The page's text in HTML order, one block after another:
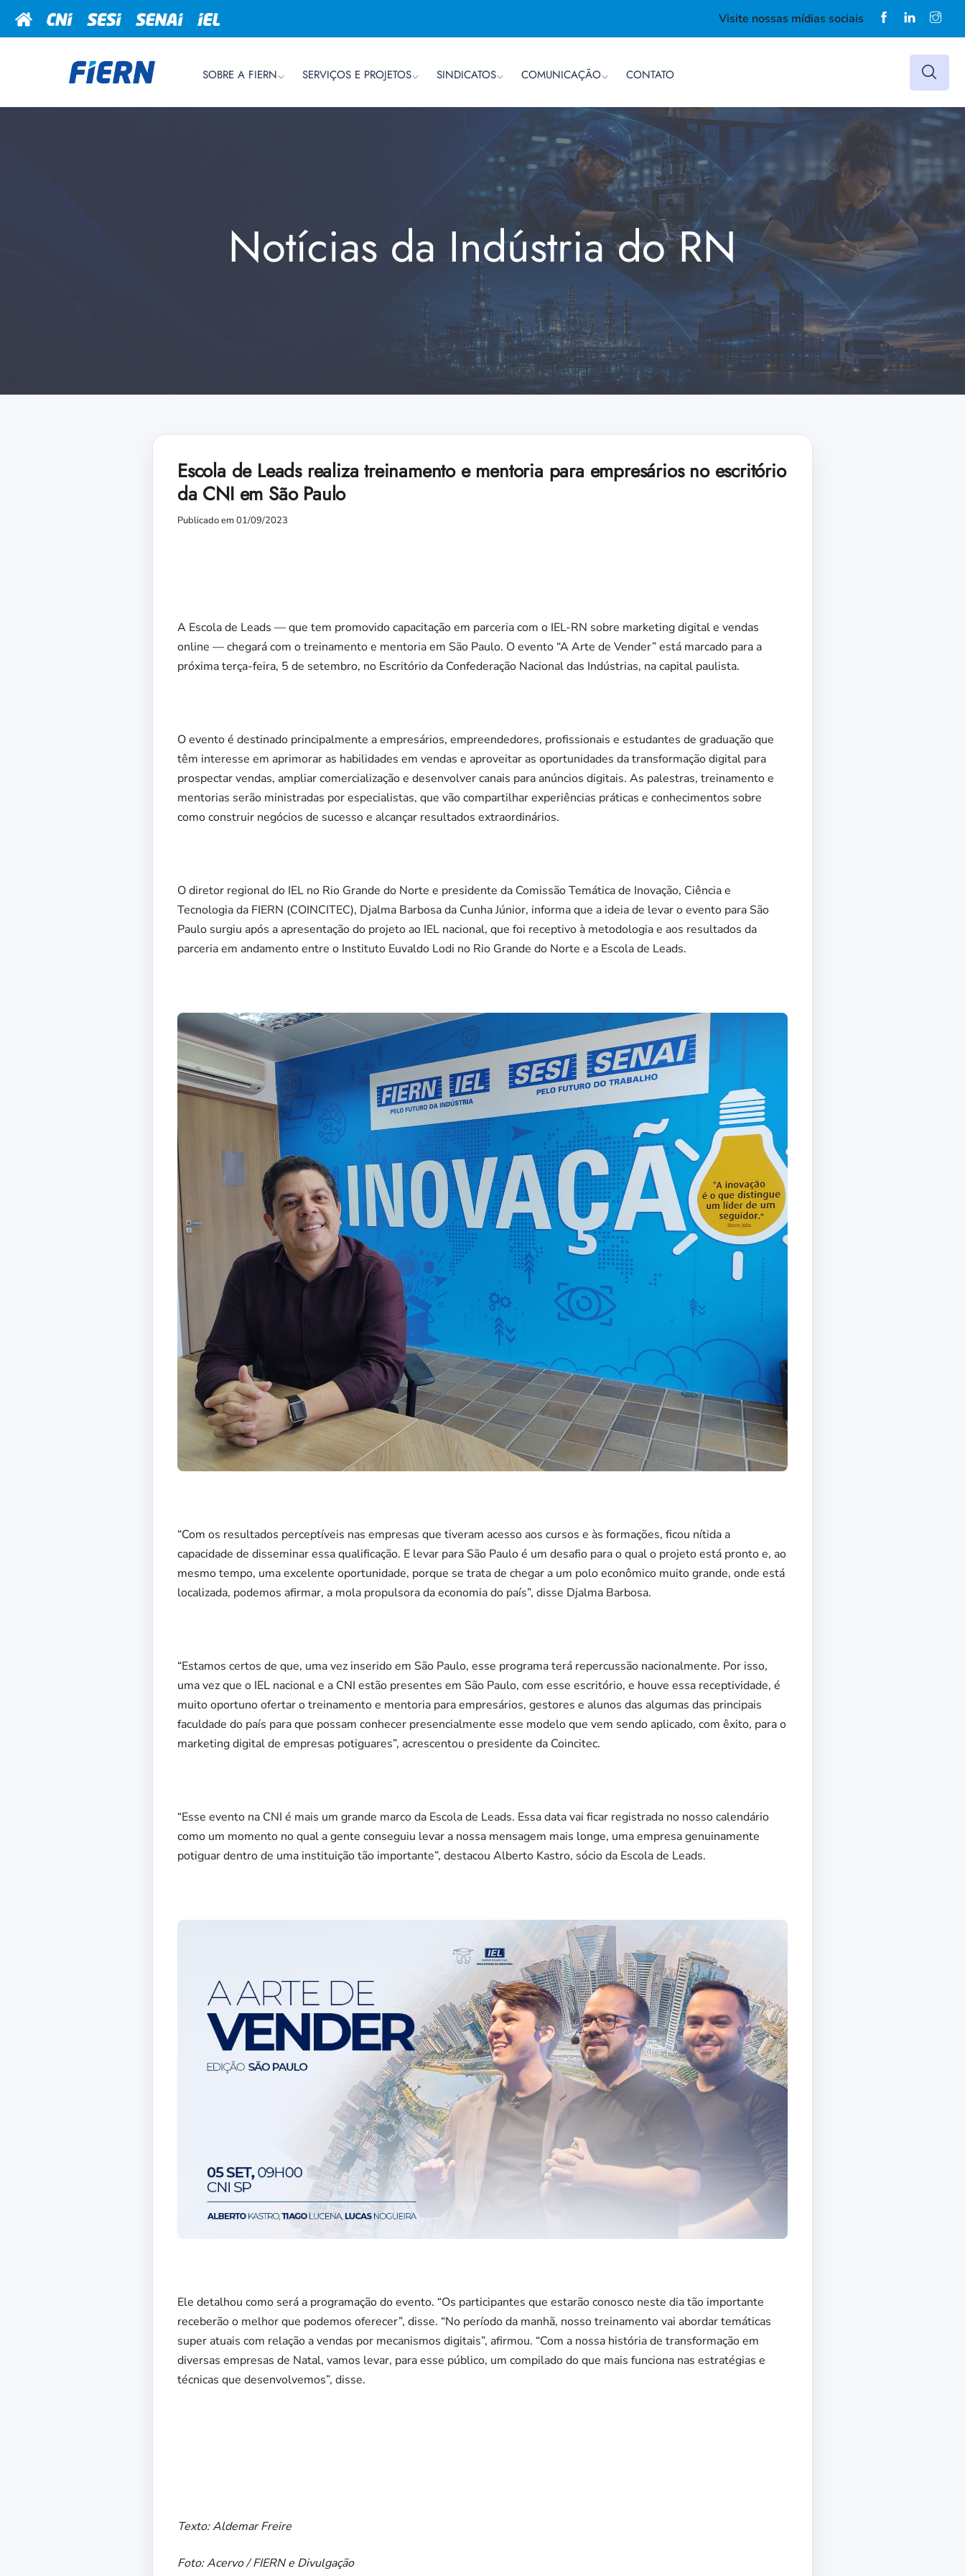
Visite nossas mídias sociais
SOBRE A FIERN SERVIÇOS E PROJETOS SINDICATOS COMUNICAÇÃO CONTATO
Notícias da Indústria do RN
Escola de Leads realiza treinamento e mentoria para empresários no escritório
da CNI em São Paulo
Publicado em 01/09/2023
A Escola de Leads — que tem promovido capacitação em parceria com o IEL-RN sobre marketing digital e vendas
online — chegará com o treinamento e mentoria em São Paulo. O evento “A Arte de Vender” está marcado para a
próxima terça-feira, 5 de setembro, no Escritório da Confederação Nacional das Indústrias, na capital paulista.
O evento é destinado principalmente a empresários, empreendedores, profissionais e estudantes de graduação que
têm interesse em aprimorar as habilidades em vendas e aproveitar as oportunidades da transformação digital para
prospectar vendas, ampliar comercialização e desenvolver canais para anúncios digitais. As palestras, treinamento e
mentorias serão ministradas por especialistas, que vão compartilhar experiências práticas e conhecimentos sobre
como construir negócios de sucesso e alcançar resultados extraordinários.
O diretor regional do IEL no Rio Grande do Norte e presidente da Comissão Temática de Inovação, Ciência e
Tecnologia da FIERN (COINCITEC), Djalma Barbosa da Cunha Júnior, informa que a ideia de levar o evento para São
Paulo surgiu após a apresentação do projeto ao IEL nacional, que foi receptivo à metodologia e aos resultados da
parceria em andamento entre o Instituto Euvaldo Lodi no Rio Grande do Norte e a Escola de Leads.
“Com os resultados perceptíveis nas empresas que tiveram acesso aos cursos e às formações, ficou nítida a
capacidade de disseminar essa qualificação. E levar para São Paulo é um desafio para o qual o projeto está pronto e, ao
mesmo tempo, uma excelente oportunidade, porque se trata de chegar a um polo econômico muito grande, onde está
localizada, podemos afirmar, a mola propulsora da economia do país”, disse Djalma Barbosa.
“Estamos certos de que, uma vez inserido em São Paulo, esse programa terá repercussão nacionalmente. Por isso,
uma vez que o IEL nacional e a CNI estão presentes em São Paulo, com esse escritório, e houve essa receptividade, é
muito oportuno ofertar o treinamento e mentoria para empresários, gestores e alunos das algumas das principais
faculdade do país para que possam conhecer presencialmente esse modelo que vem sendo aplicado, com êxito, para o
marketing digital de empresas potiguares”, acrescentou o presidente da Coincitec.
“Esse evento na CNI é mais um grande marco da Escola de Leads. Essa data vai ficar registrada no nosso calendário
como um momento no qual a gente conseguiu levar a nossa mensagem mais longe, uma empresa genuinamente
potiguar dentro de uma instituição tão importante”, destacou Alberto Kastro, sócio da Escola de Leads.
Ele detalhou como será a programação do evento. “Os participantes que estarão conosco neste dia tão importante
receberão o melhor que podemos oferecer”, disse. “No período da manhã, nosso treinamento vai abordar temáticas
super atuais com relação a vendas por mecanismos digitais”, afirmou. “Com a nossa história de transformação em
diversas empresas de Natal, vamos levar, para esse público, um compilado do que mais funciona nas estratégias e
técnicas que desenvolvemos”, disse.
Texto: Aldemar Freire
Foto: Acervo / FIERN e Divulgação